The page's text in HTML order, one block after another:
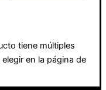
tiene múltiples
en la página de